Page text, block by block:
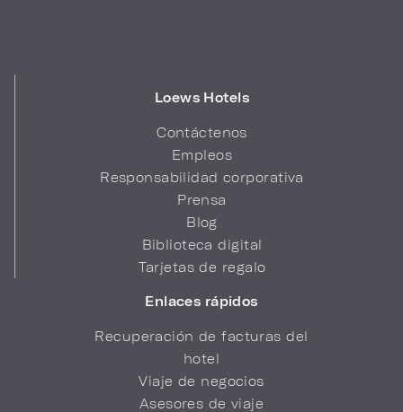
Loews Hotels
Contáctenos
Empleos
Responsabilidad corporativa
Prensa
Blog
Biblioteca digital
Tarjetas de regalo
Enlaces rápidos
Recuperación de facturas del
hotel
Viaje de negocios
Asesores de viaje